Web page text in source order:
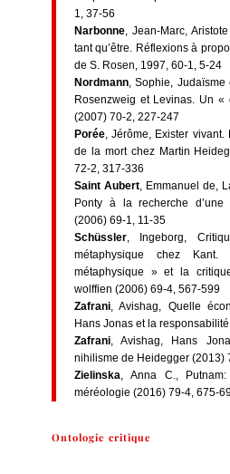
1, 37-56
Narbonne, Jean-Marc,
tant qu’être. Réflexions à
de S. Rosen, 1997, 60-1, 5-24
Nordmann, Sophie, Judaïsme
Rosenzweig et Levinas. Un «
(2007) 70-2, 227-247
Porée, Jérôme, Exister
de la mort chez Martin
72-2, 317-336
Saint Aubert, Emmanuel de,
Ponty à la recherche d’une
(2006) 69-1, 11-35
Schüssler, Ingeborg,
métaphysique chez
métaphysique » et la
wolffien (2006) 69-4, 567-599
Zafrani, Avishag, Quelle
Hans Jonas et la
Zafrani, Avishag, Hans
nihilisme de Heidegger (2013)
Zielinska, Anna C.,
méréologie (2016) 79-4, 675-
Ontologie critique